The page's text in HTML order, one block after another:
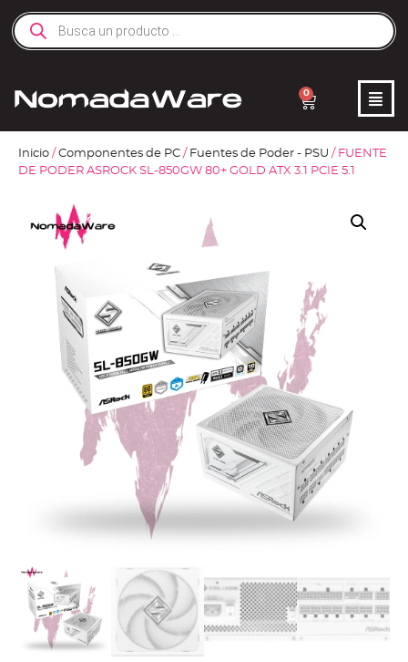
0
Inicio / Componentes de PC / Fuentes de Poder - PSU / FUENTE
DE PODER ASROCK SL-850GW 80+ GOLD ATX 3.1 PCIE 5.1